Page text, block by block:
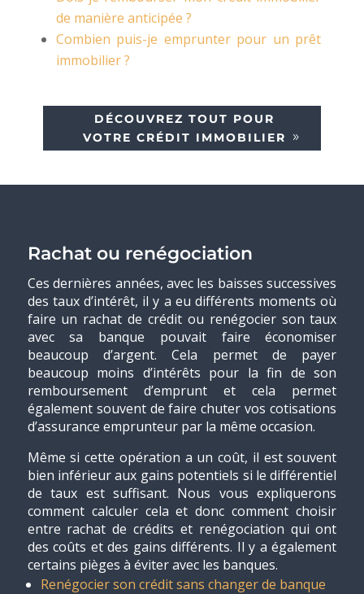
de manière anticipée ?
Combien puis-je emprunter pour un prêt
immobilier ?
DÉCOUVREZ TOUT POUR
VOTRE CRÉDIT IMMOBILIER
Rachat ou renégociation
Ces dernières années, avec les baisses successives
des taux d’intérêt, il y a eu différents moments où
faire un rachat de crédit ou renégocier son taux
avec sa banque pouvait faire économiser
beaucoup d’argent. Cela permet de payer
beaucoup moins d’intérêts pour la fin de son
remboursement d’emprunt et cela permet
également souvent de faire chuter vos cotisations
d’assurance emprunteur par la même occasion.
Même si cette opération a un coût, il est souvent
bien inférieur aux gains potentiels si le différentiel
de taux est suffisant. Nous vous expliquerons
comment calculer cela et donc comment choisir
entre rachat de crédits et renégociation qui ont
des coûts et des gains différents. Il y a également
certains pièges à éviter avec les banques.
Renégocier son crédit sans changer de banque